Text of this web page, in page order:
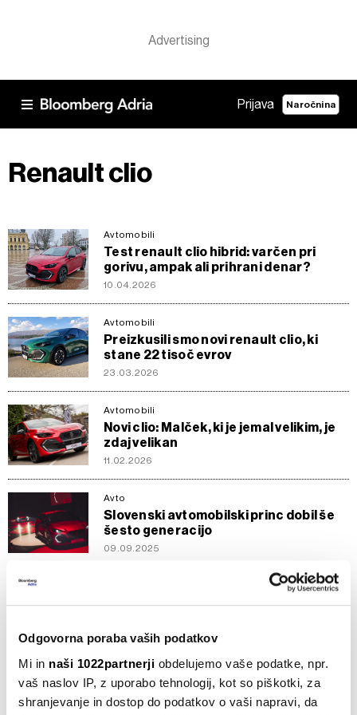
Odgovorna poraba vaših podatkov
Mi in naši 1022partnerji obdelujemo vaše podatke, npr.
vaš naslov IP, z uporabo tehnologij, kot so piškotki, za
shranjevanje in dostop do podatkov o vaši napravi, da
Prijava Naročnina
Renault clio
Avtomobili
Test renault clio hibrid: varčen pri
gorivu, ampak ali prihrani denar?
10.04.2026
Avtomobili
Preizkusili smo novi renault clio, ki
stane 22 tisoč evrov
23.03.2026
Avtomobili
Novi clio: Malček, ki je jemal velikim, je
zdaj velikan
11.02.2026
Avto
Slovenski avtomobilski princ dobil še
šesto generacijo
09.09.2025
To so letos najbolj prodajani avti v
05.08.2025
Poslovanje
Renault s poslovnimi rezultati povozil
pesimizem; Revoz ne blesti